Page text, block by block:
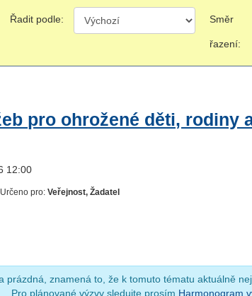
Řadit podle: Směr
řazení:
pro ohrožené děti, rodiny
12:00
Určeno pro:Veřejnost, Žadatel
prázdná, znamená to, že k tomuto tématu aktuálně
Pro plánované výzvy sledujte prosím Harmonogram